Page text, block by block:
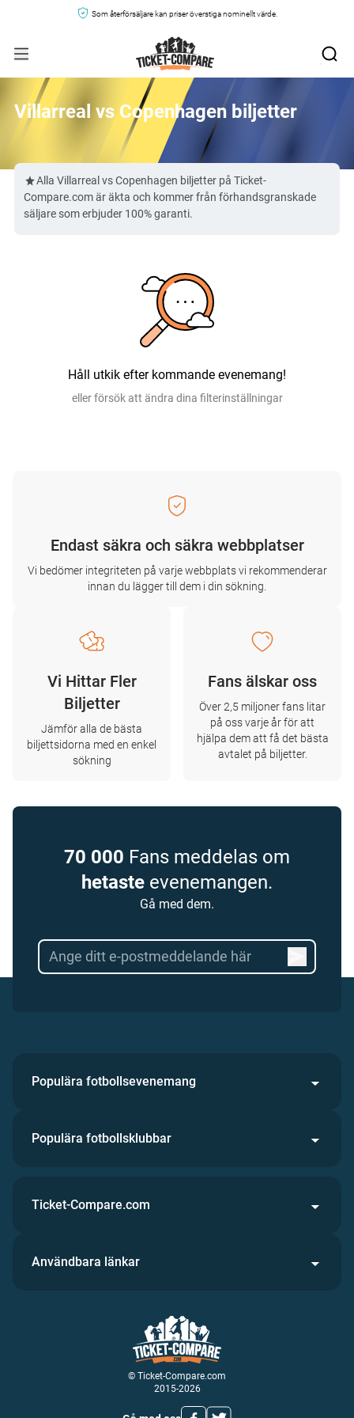
Som återförsäljare kan priser överstiga nominellt värde.
Villarreal vs Copenhagen biljetter
Alla Villarreal vs Copenhagen biljetter på Ticket-
Compare.com är äkta och kommer från förhandsgranskade
säljare som erbjuder 100% garanti.
Håll utkik efter kommande evenemang!
eller försök att ändra dina filterinställningar
Endast säkra och säkra webbplatser
Vi bedömer integriteten på varje webbplats vi rekommenderar
innan du lägger till dem i din sökning.
Vi Hittar Fler
Biljetter
Jämför alla de bästa
biljettsidorna med en enkel
sökning
Fans älskar oss
Över 2,5 miljoner fans litar
på oss varje år för att
hjälpa dem att få det bästa
avtalet på biljetter.
70 000 Fans meddelas om
hetaste evenemangen.
Gå med dem.
Populära fotbollsevenemang
Populära fotbollsklubbar
© Ticket-Compare.com
2015-2026
Ticket-Compare.com
Användbara länkar